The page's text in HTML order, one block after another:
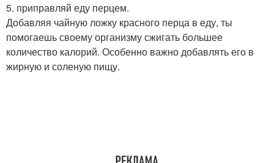
5. приправляй еду перцем.
Добавляя чайную ложку красного перца в еду, ты
помогаешь своему организму сжигать большее
количество калорий. Особенно важно добавлять его в
жирную и соленую пищу.